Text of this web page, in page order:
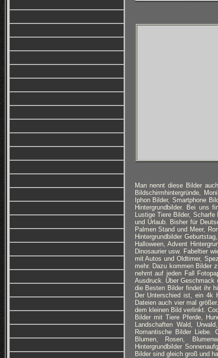
Man nennt diese Bilder
Bildschirmhintergründe,
Iphon Bilder, Smartphone
Hintergrundbilder. Bei uns
Lustige Tiere Bilder,
und Urlaub. Bisher für
Palmen Stand und Meer,
Hintergrundbilder
Halloween, Advent
Dinosaurier usw. Fabeltier
mit Autos und Oldtimer,
mehr. Dazu kommen Bilder
nehmt auf jeden Fall
Ausdruck. Über Geschmack
die Besten Bilder findet ihr
Der Unterschied ist, ein 4k
Dateien auch vier mal
dem kleinen Bild verlinkt.
Bilder mit Tiere Pferde,
Landschaften Wald,
Romantische Bilder Liebe.
Blumen, Rosen,
Hintergrundbilder
Bilder sind gleich groß und